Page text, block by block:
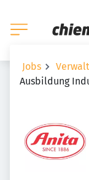
Jobs
Ausbildung